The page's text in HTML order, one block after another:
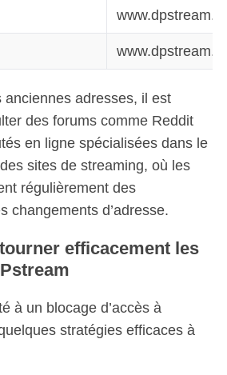
anciennes adresses, il est
des forums comme Reddit
en ligne spécialisées dans le
sites de streaming, où les
régulièrement des
changements d’adresse.
efficacement les
à un blocage d’accès à
stratégies efficaces à